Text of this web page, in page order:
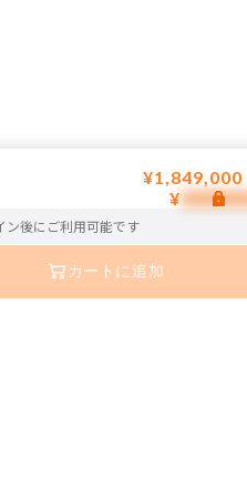
¥1,849,000
¥
ン後にご利用可能です
カートに追加